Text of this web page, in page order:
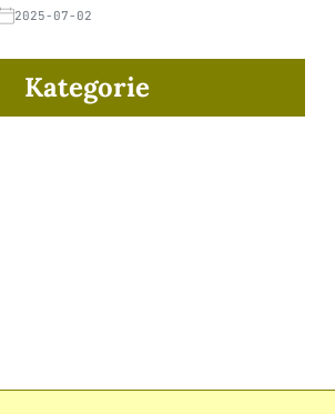
2025-07-02
Kategorie